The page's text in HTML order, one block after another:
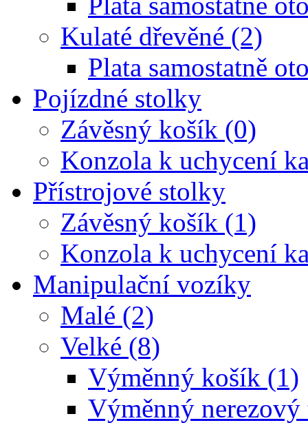
Kulaté dřevěné (2)
Plata samostatně
Pojízdné stolky
Závěsný košík (0)
Konzola k uchycení
Přístrojové stolky
Závěsný košík (1)
Konzola k uchycení
Manipulační vozíky
Malé (2)
Velké (8)
Výměnný košík (1)
Výměnný nerezový